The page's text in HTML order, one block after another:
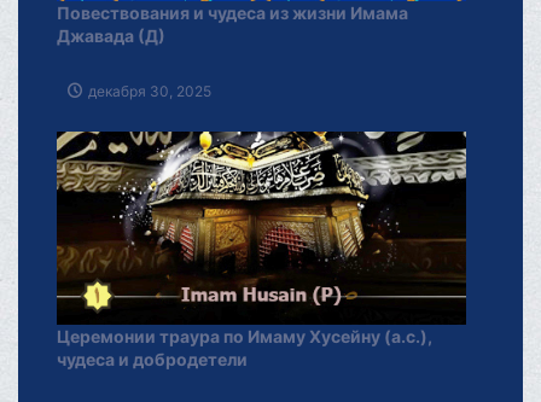
Повествования и чудеса из жизни Имама
Джавада (Д)
декабря 30, 2025
Церемонии траура по Имаму Хусейну (а.с.),
чудеса и добродетели